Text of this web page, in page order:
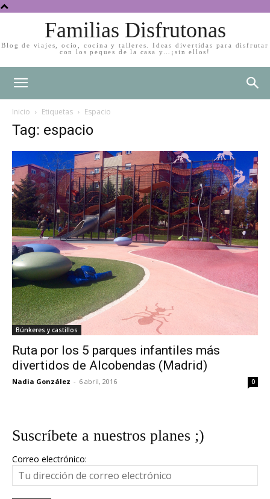
Familias Disfrutonas
Blog de viajes, ocio, cocina y talleres. Ideas divertidas para disfrutar
con los peques de la casa y…¡sin ellos!
Inicio Etiquetas Espacio
Tag: espacio
Búnkeres y castillos
Ruta por los 5 parques infantiles más
divertidos de Alcobendas (Madrid)
Nadia González - 6 abril, 2016 0
Suscríbete a nuestros planes ;)
Correo electrónico: